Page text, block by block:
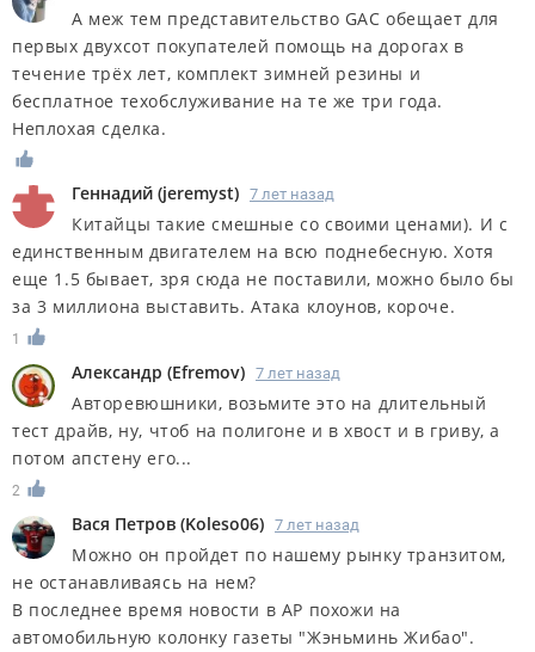
А меж тем представительство GAC обещает для
первых двухсот покупателей помощь на дорогах в
течение трёх лет, комплект зимней резины и
бесплатное техобслуживание на те же три года.
Неплохая сделка.
Геннадий (jeremyst) 7 лет назад
Китайцы такие смешные со своими ценами). И с
единственным двигателем на всю поднебесную. Хотя
еще 1.5 бывает, зря сюда не поставили, можно было бы
за 3 миллиона выставить. Атака клоунов, короче.
1
Александр (Efremov) 7 лет назад
Авторевюшники, возьмите это на длительный
тест драйв, ну, чтоб на полигоне и в хвост и в гриву, а
потом апстену его...
2
Вася Петров (Koleso06) 7 лет назад
Можно он пройдет по нашему рынку транзитом,
не останавливаясь на нем?
В последнее время новости в АР похожи на
автомобильную колонку газеты "Жэньминь Жибао".